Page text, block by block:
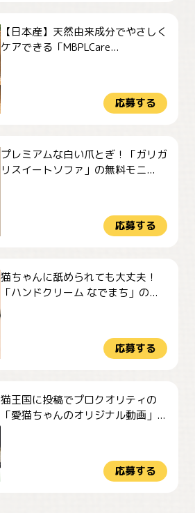
【日本産】天然由来成分でやさしく
ケアできる「MBPLCare...
応募する
プレミアムな白い爪とぎ！「ガリガ
リスイートソファ」の無料モニ...
応募する
猫ちゃんに舐められても大丈夫！
「ハンドクリーム なでまち」の...
応募する
猫王国に投稿でプロクオリティの
「愛猫ちゃんのオリジナル動画」...
応募する